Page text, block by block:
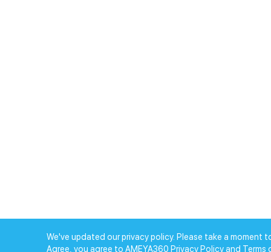
We've updated our privacy policy. Please take a moment
Agree, you agree to AMEYA360 Privacy Policy and Terms